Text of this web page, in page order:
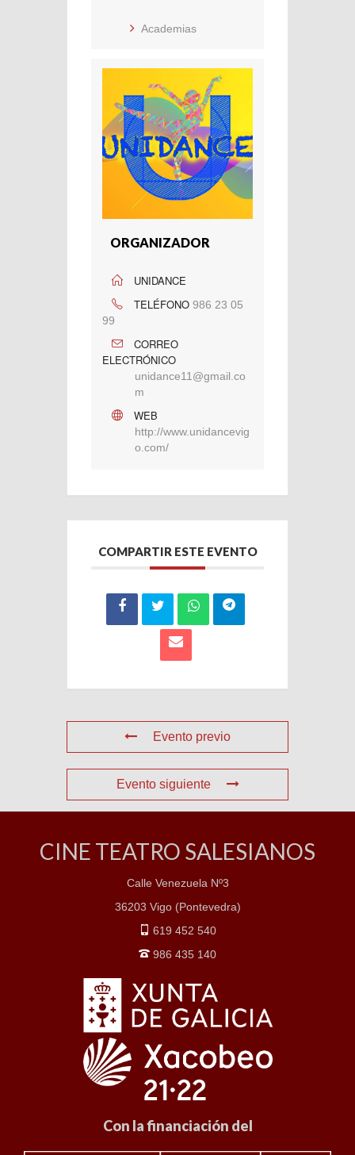
Academias
ORGANIZADOR
UNIDANCE
TELÉFONO 986 23 05
99
CORREO
ELECTRÓNICO
unidance11@gmail.co
m
WEB
http://www.unidancevig
o.com/
COMPARTIR ESTE EVENTO
Evento previo
Evento siguiente
CINE TEATRO SALESIANOS
Calle Venezuela Nº3
36203 Vigo (Pontevedra)
619 452 540
986 435 140
Con la financiación del